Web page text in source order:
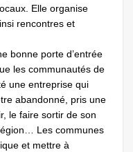
Elle organise
rencontres et
bonne porte d’entrée
les communautés de
une entreprise qui
abandonné, pris une
le faire sortir de son
Les communes
et mettre à